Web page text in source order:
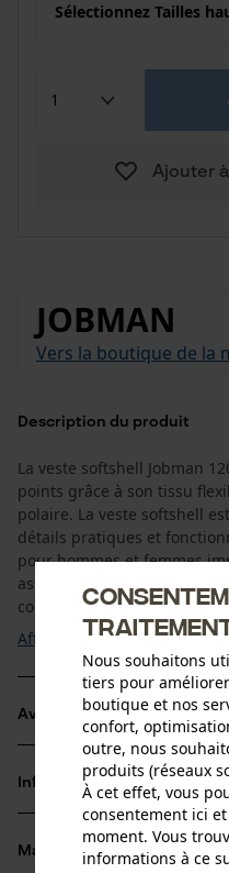
Sélectionnez Tailles
Ajouter
JOBMAN
Vers la boutique de la
Description du produit
La veste softshell Jobman
points grâce à son tissu
polaire. La veste softshell
détails pratiques et
pour hommes et femmes
assure un climat agréable
coupe confortable, la veste
Afficher plus
Avantages du produit
Veste Jobman
Matière flexible avec
de fatigue
Doublure chaude et
Informations sur le produit
Détails du produit
Matériau & entretien
traitement
Nous souhaitons
tiers pour
boutique et nos
confort,
outre, nous
produits (réseaux
À cet effet, vous
consentement ici
moment. Vous
informations à ce